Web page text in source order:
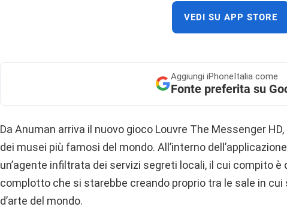
VEDI SU APP STORE
Aggiungi iPhoneItalia come
Fonte preferita su
Da Anuman arriva il nuovo gioco Louvre The Messenger
dei musei più famosi del mondo. All’interno
un’agente infiltrata dei servizi segreti locali, il cui compito
complotto che si starebbe creando proprio tra le sale in cui
d’arte del mondo.